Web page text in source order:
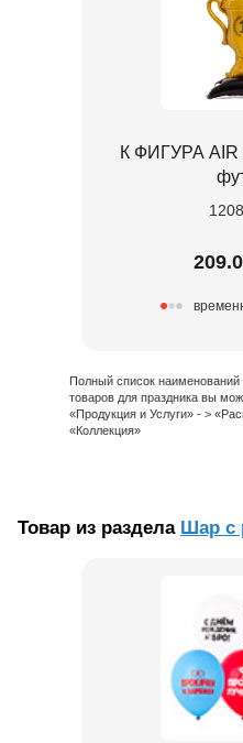
К ФИГУРА AIR
Полный список
товаров для праздника вы
«Продукция и Услуги» - >
«Коллекция»
Товар из раздела Шар с